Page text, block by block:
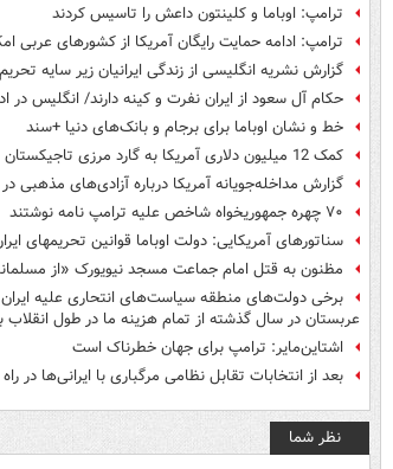
ترامپ: اوباما و کلینتون داعش را تاسیس کردند
ترامپ: ادامه حمایت رایگان آمریکا از کشورهای عربی
گزارش نشریه انگلیسی از زندگی ایرانیان زیر سایه تحریم
حکام آل سعود از ایران نفرت و کینه دارند/ انگلیس در
خط‌ و نشان اوباما برای برجام و بانک‌های دنیا +سند
کمک 12 میلیون دلاری آمریکا به گارد مرزی تاجیکستان
گزارش مداخله‌جویانه آمریکا درباره آزادی‌های مذهبی در
۷۰ چهره جمهوریخواه شاخص علیه ترامپ نامه نوشتند
سناتورهای آمریکایی: دولت اوباما قوانین تحریمهای
مظنون به قتل امام جماعت مسجد نیویورک «از
برخی دولت‌های منطقه سیاست‌های انتحاری علیه
عربستان در سال گذشته از تمام هزینه ما در طول انقلاب
اشتاین‌مایر: ترامپ برای جهان خطرناک است
بعد از انتخابات تقابل نظامی مرگباری با ایرانی‌ها در
نظر شما